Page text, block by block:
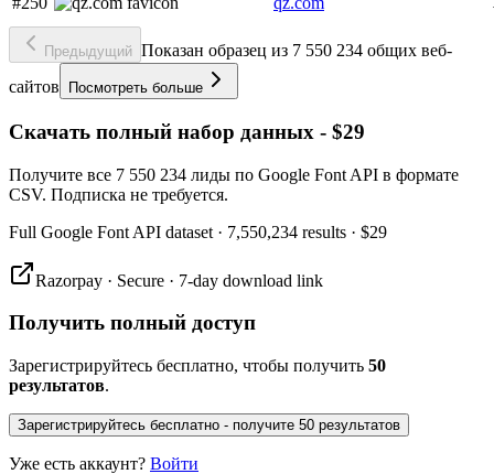
Предыдущий Показан образец из 7 550 234 общих веб-
сайтов
Посмотреть больше
Скачать полный набор данных - $29
Получите все 7 550 234 лиды по Google Font API в формате
CSV. Подписка не требуется.
Full Google Font API dataset · 7,550,234 results · $29
Razorpay · Secure · 7-day download link
Получить полный доступ
Зарегистрируйтесь бесплатно, чтобы получить 50
результатов.
Зарегистрируйтесь бесплатно - получите 50 результатов
Уже есть аккаунт? Войти